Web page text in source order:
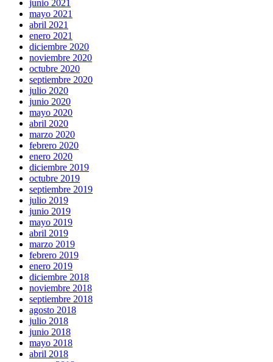
junio 2021
mayo 2021
abril 2021
enero 2021
diciembre 2020
noviembre 2020
octubre 2020
septiembre 2020
julio 2020
junio 2020
mayo 2020
abril 2020
marzo 2020
febrero 2020
enero 2020
diciembre 2019
octubre 2019
septiembre 2019
julio 2019
junio 2019
mayo 2019
abril 2019
marzo 2019
febrero 2019
enero 2019
diciembre 2018
noviembre 2018
septiembre 2018
agosto 2018
julio 2018
junio 2018
mayo 2018
abril 2018